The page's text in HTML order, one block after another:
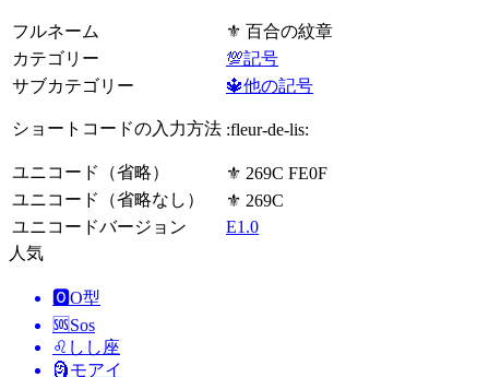
フルネーム
⚜️ 百合の紋章
カテゴリー
💯記号
サブカテゴリー
🔱他の記号
ショートコードの入力方法 :fleur-de-lis:
ユニコード（省略）
⚜️ 269C FE0F
ユニコード（省略なし）
⚜ 269C
ユニコードバージョン
E1.0
人気
🅾️O型
🆘Sos
♌ しし座
🗿モアイ